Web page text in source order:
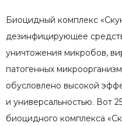
Биоцидный комплекс
дезинфицирующее
уничтожения микробов,
патогенных
обусловлено высокой
и универсальностью. Вот
биоцидного комплекса